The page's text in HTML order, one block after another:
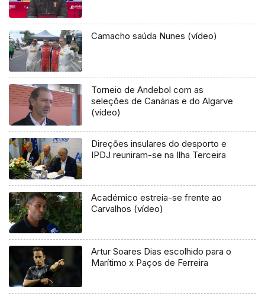
Camacho saúda Nunes (vídeo)
Torneio de Andebol com as
seleções de Canárias e do Algarve
(vídeo)
Direções insulares do desporto e
IPDJ reuniram-se na Ilha Terceira
Académico estreia-se frente ao
Carvalhos (vídeo)
Artur Soares Dias escolhido para o
Marítimo x Paços de Ferreira